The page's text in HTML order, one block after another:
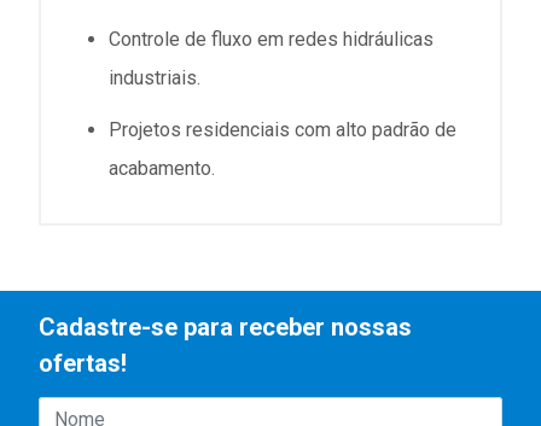
Controle de fluxo em redes hidráulicas
industriais.
Projetos residenciais com alto padrão de
acabamento.
Cadastre-se para receber nossas
ofertas!